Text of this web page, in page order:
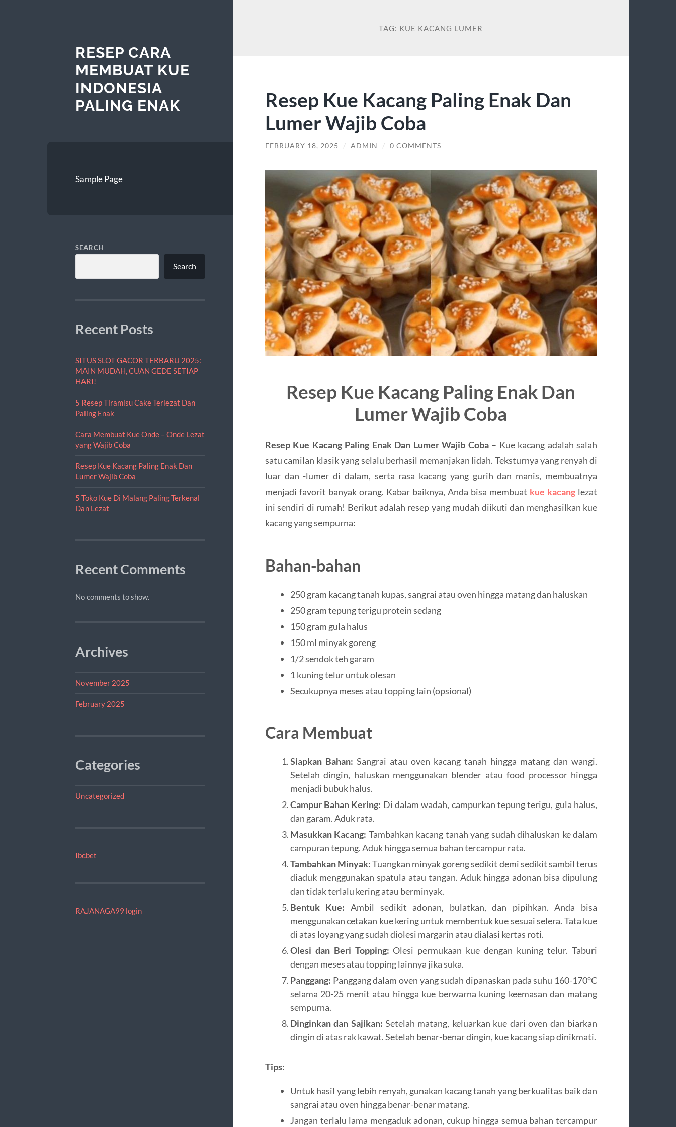
RESEP CARA
MEMBUAT KUE
INDONESIA
PALING ENAK
Sample Page
SEARCH
Search
Recent Posts
SITUS SLOT GACOR TERBARU 2025:
MAIN MUDAH, CUAN GEDE SETIAP
HARI!
5 Resep Tiramisu Cake Terlezat Dan
Paling Enak
Cara Membuat Kue Onde – Onde Lezat
yang Wajib Coba
Resep Kue Kacang Paling Enak Dan
Lumer Wajib Coba
5 Toko Kue Di Malang Paling Terkenal
Dan Lezat
Recent Comments
No comments to show.
Archives
November 2025
February 2025
Categories
Uncategorized
Ibcbet
RAJANAGA99 login
TAG: KUE KACANG LUMER
Resep Kue Kacang Paling Enak Dan
Lumer Wajib Coba
FEBRUARY 18, 2025 / ADMIN / 0 COMMENTS
Resep Kue Kacang Paling Enak Dan
Lumer Wajib Coba
Resep Kue Kacang Paling Enak Dan Lumer Wajib Coba– Kue kacang adalah salah
satu camilan klasik yang selalu berhasil memanjakan lidah. Teksturnya yang renyah di
luar dan -lumer di dalam, serta rasa kacang yang gurih dan manis, membuatnya
menjadi favorit banyak orang. Kabar baiknya, Anda bisa membuat kue kacang lezat
ini sendiri di rumah! Berikut adalah resep yang mudah diikuti dan menghasilkan kue
kacang yang sempurna:
Bahan-bahan
250 gram kacang tanah kupas, sangrai atau oven hingga matang dan haluskan
250 gram tepung terigu protein sedang
150 gram gula halus
150 ml minyak goreng
1/2 sendok teh garam
1 kuning telur untuk olesan
Secukupnya meses atau topping lain (opsional)
Cara Membuat
Siapkan Bahan: Sangrai atau oven kacang tanah hingga matang dan wangi.
Setelah dingin, haluskan menggunakan blender atau food processor hingga
menjadi bubuk halus.
Campur Bahan Kering: Di dalam wadah, campurkan tepung terigu, gula halus,
dan garam. Aduk rata.
Masukkan Kacang: Tambahkan kacang tanah yang sudah dihaluskan ke dalam
campuran tepung. Aduk hingga semua bahan tercampur rata.
Tambahkan Minyak:Tuangkan minyak goreng sedikit demi sedikit sambil terus
diaduk menggunakan spatula atau tangan. Aduk hingga adonan bisa dipulung
dan tidak terlalu kering atau berminyak.
Bentuk Kue: Ambil sedikit adonan, bulatkan, dan pipihkan. Anda bisa
menggunakan cetakan kue kering untuk membentuk kue sesuai selera. Tata kue
di atas loyang yang sudah diolesi margarin atau dialasi kertas roti.
Olesi dan Beri Topping: Olesi permukaan kue dengan kuning telur. Taburi
dengan meses atau topping lainnya jika suka.
Panggang: Panggang dalam oven yang sudah dipanaskan pada suhu 160-170°C
selama 20-25 menit atau hingga kue berwarna kuning keemasan dan matang
sempurna.
Dinginkan dan Sajikan: Setelah matang, keluarkan kue dari oven dan biarkan
dingin di atas rak kawat. Setelah benar-benar dingin, kue kacang siap dinikmati.
Tips:
Untuk hasil yang lebih renyah, gunakan kacang tanah yang berkualitas baik dan
sangrai atau oven hingga benar-benar matang.
Jangan terlalu lama mengaduk adonan, cukup hingga semua bahan tercampur